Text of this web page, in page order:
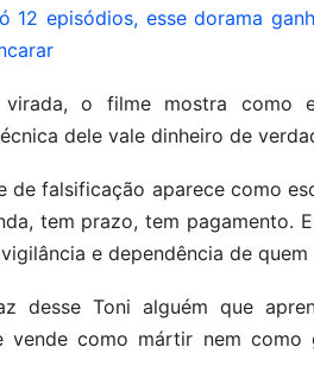
12 episódios, esse dorama
virada, o filme mostra como
dele vale dinheiro de
de falsificação aparece como
tem prazo, tem pagamento.
e dependência de quem
desse Toni alguém que
vende como mártir nem como